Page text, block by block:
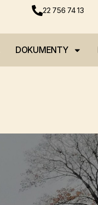
22 756 74 13
DOKUMENTY